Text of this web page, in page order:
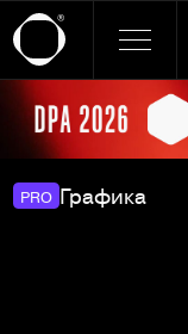
Ссылка баннера
PRO Графика